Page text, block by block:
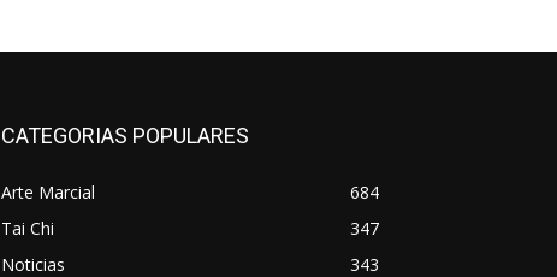
CATEGORIAS POPULARES
Arte Marcial
684
Tai Chi
347
Noticias
343